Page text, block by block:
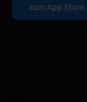
zum App Store